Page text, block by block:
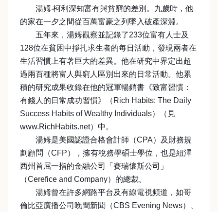
湯姆‧柯利深知富有與貧窮的差別。九歲時，他
的家在一夕之間從百萬富豪之列墜入破產深淵。
五年來，湯姆觀察並記錄了233位富有人士及
128位在貧困中掙扎求生者的每日活動，發現兩者在
生活習慣上有著巨大的差異。他在研究中界定出超
過兩百種將富人與窮人區別出來的日常活動。他累
積的研究成果收錄在他的冠軍暢銷書《致富習慣：
有錢人的日常成功習慣》（Rich Habits: The Daily
Success Habits of Wealthy Individuals）（見
www.RichHabits.net）中。
湯姆是美國認證合格會計師（CPA）及財務規
劃顧問（CFP），擁有稅務學碩士學位，也是紐澤
西州首屈一指的金融公司「賽瑞懷斯公司」
（Cerefice and Company）的總裁。
湯姆曾在許多網路平台及有線電視頻道，如哥
倫比亞廣播公司晚間新聞（CBS Evening News）、